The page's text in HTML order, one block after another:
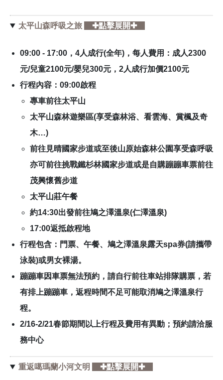
太平山森呼吸之旅 ✚點擊展開✚
09:00 - 17:00，4人成行(全年)，每人費用：成人2300
元/兒童2100元/嬰兒300元，2人成行加價2100元
行程內容：09:00啟程
專車前往太平山
太平山森林遊樂區(享受森林浴、看雲海、賞楓及奇
木…)
前往見晴國家步道或至後山原始森林公園享受森呼吸
亦可前往挑戰鐵杉林國家步道或是自購蹦蹦車票前往
茂興懷舊步道
太平山莊午餐
約14:30出發前往鳩之澤溫泉(仁澤溫泉)
17:00返抵啟程地
行程包含：門票、午餐、鳩之澤溫泉露天spa券(請攜帶
泳裝)或男女裸湯。
蹦蹦車因車票無法預約，請自行前往車站排隊購票，若
有排上蹦蹦車，返程時間不足可能取消鳩之澤溫泉行
程。
2/16-2/21春節期間以上行程及費用有異動；預約請洽服
務中心
重返噶瑪蘭小河文明 ✚點擊展開✚